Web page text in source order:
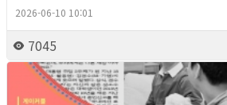
2026-06-10 10:01
7045